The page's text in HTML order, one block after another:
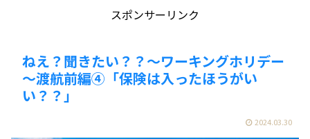
スポンサーリンク
ねえ？聞きたい？？～ワーキングホリデー
～渡航前編④「保険は入ったほうがい
い？？」
2024.03.30